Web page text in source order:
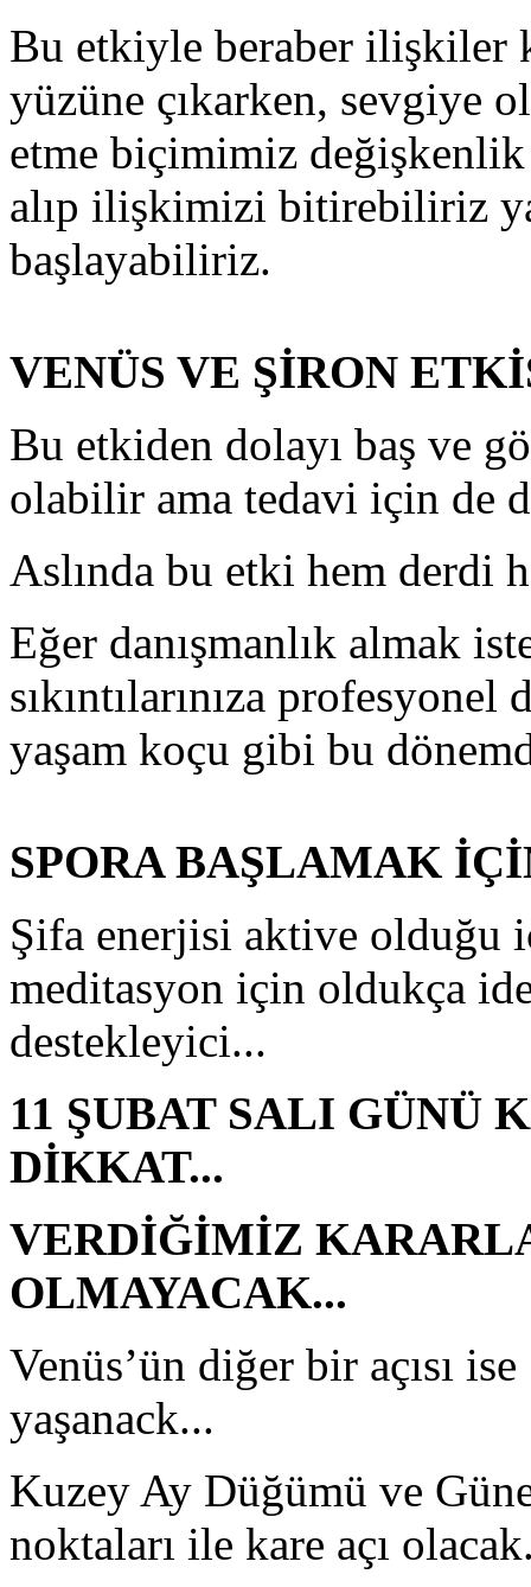
Bu etkiyle beraber ilişkiler
yüzüne çıkarken, sevgiye
etme biçimimiz
alıp ilişkimizi bitirebiliriz
başlayabiliriz.
VENÜS VE ŞİRON
Bu etkiden dolayı baş ve
olabilir ama tedavi için de
Aslında bu etki hem derdi
Eğer danışmanlık almak
sıkıntılarınıza
yaşam koçu gibi bu
SPORA BAŞLAMAK
Şifa enerjisi aktive olduğu
meditasyon için oldukça
destekleyici...
11 ŞUBAT SALI GÜNÜ
DİKKAT...
VERDİĞİMİZ
OLMAYACAK...
Venüs’ün diğer bir açısı
yaşanack...
Kuzey Ay Düğümü ve
noktaları ile kare açı